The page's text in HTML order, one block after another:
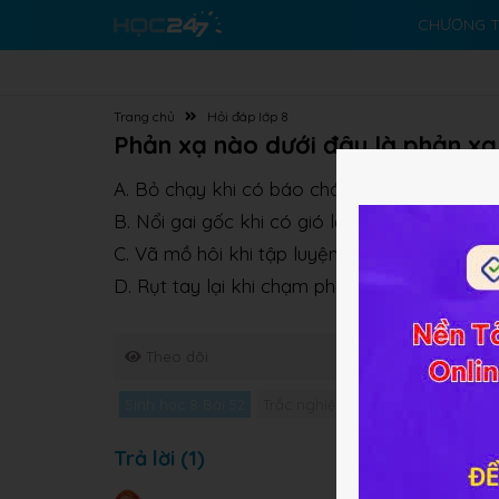
CHƯƠNG
Trang chủ Hỏi đáp lớp 8
Phản xạ nào dưới đây là phản
A. Bỏ chạy khi có báo cháy
B. Nổi gai gốc khi có gió lạnh lùa
C. Vã mồ hôi khi tập luyện quá sức
D. Rụt tay lại khi chạm phải vật nóng
Theo dõi
Trả lời (1)